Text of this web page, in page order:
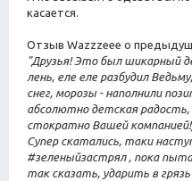
касается.
Отзыв Wazzzeee о
"Друзья! Это был шикарный
лень, еле еле разбудил
снег, морозы - наполнили
абсолютно детская
стократно Вашей
Супер скатались, таки
#зеленыйзастрял , пока
так сказать, ударить в